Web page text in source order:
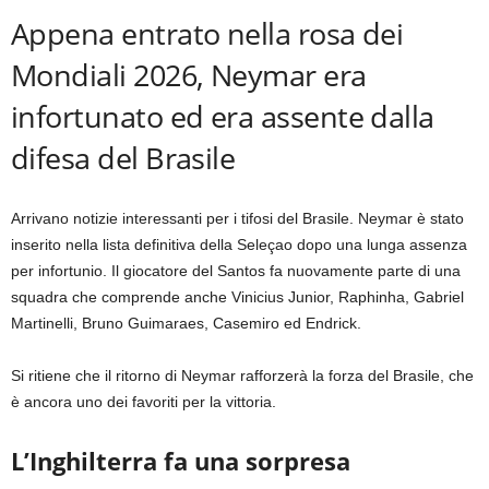
Appena entrato nella rosa dei
Mondiali 2026, Neymar era
infortunato ed era assente dalla
difesa del Brasile
Arrivano notizie interessanti per i tifosi del Brasile. Neymar è stato
inserito nella lista definitiva della Seleçao dopo una lunga assenza
per infortunio. Il giocatore del Santos fa nuovamente parte di una
squadra che comprende anche Vinicius Junior, Raphinha, Gabriel
Martinelli, Bruno Guimaraes, Casemiro ed Endrick.
Si ritiene che il ritorno di Neymar rafforzerà la forza del Brasile, che
è ancora uno dei favoriti per la vittoria.
L’Inghilterra fa una sorpresa